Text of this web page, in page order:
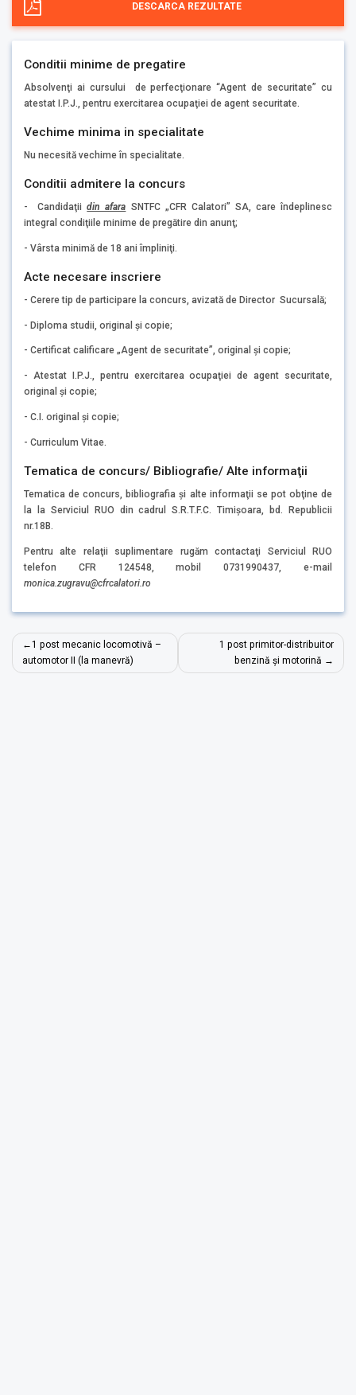
DESCARCA REZULTATE
Conditii minime de pregatire
Absolvenţi ai cursului de perfecţionare “Agent de securitate” cu
atestat I.P.J., pentru exercitarea ocupaţiei de agent securitate.
Vechime minima in specialitate
Nu necesită vechime în specialitate.
Conditii admitere la concurs
- Candidaţiidin afara SNTFC „CFR Calatori” SA, care îndeplinesc
integral condiţiile minime de pregătire din anunţ;
- Vârsta minimă de 18 ani împliniţi.
Acte necesare inscriere
- Cerere tip de participare la concurs, avizată de Director Sucursală;
- Diploma studii, original şi copie;
- Certificat calificare „Agent de securitate”, original şi copie;
- Atestat I.P.J., pentru exercitarea ocupaţiei de agent securitate,
original şi copie;
- C.I. original şi copie;
- Curriculum Vitae.
Tematica de concurs/ Bibliografie/ Alte informaţii
Tematica de concurs, bibliografia şi alte informaţii se pot obţine de
la la Serviciul RUO din cadrul S.R.T.F.C. Timişoara, bd. Republicii
nr.18B.
Pentru alte relaţii suplimentare rugăm contactaţi Serviciul RUO
telefon CFR 124548, mobil 0731990437, e-mail
monica.zugravu@cfrcalatori.ro
Navigare
în
1 post mecanic locomotivă –
automotor II (la manevră)
1 post primitor-distribuitor
benzină și motorină